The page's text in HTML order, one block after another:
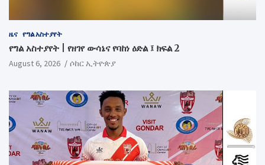
ዜና የግል አስተያየት
የግል አስተያየት | የዘገየ ውሳኔና የባከነ ዕድል ፤ ክፍል 2
August 6, 2026 ሶከር ኢትዮጵያ